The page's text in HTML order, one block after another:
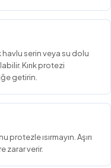
serin veya su dolu
Kırık protezi
getirin.
ısırmayın. Aşırı
zarar verir.